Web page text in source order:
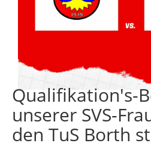
Qualifikation's-
unserer SVS-
den TuS Borth